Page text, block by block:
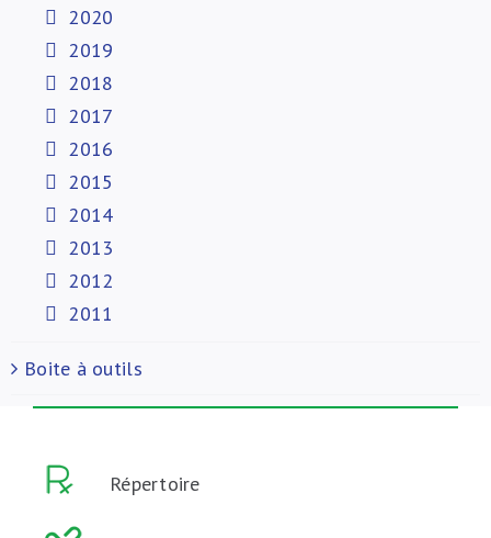
2020
2019
2018
2017
2016
2015
2014
2013
2012
2011
Boite à outils
Répertoire